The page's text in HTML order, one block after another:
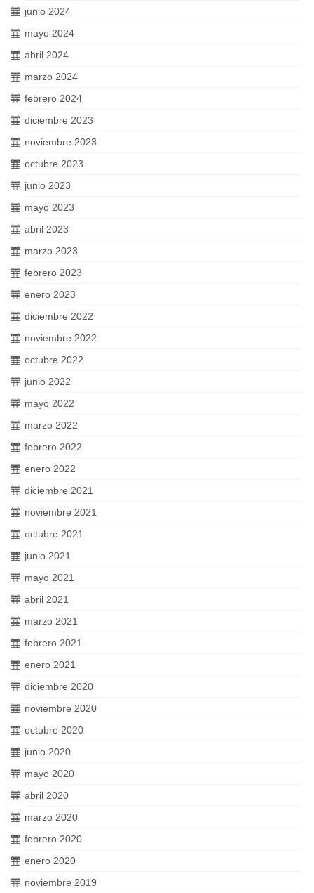
junio 2024
mayo 2024
abril 2024
marzo 2024
febrero 2024
diciembre 2023
noviembre 2023
octubre 2023
junio 2023
mayo 2023
abril 2023
marzo 2023
febrero 2023
enero 2023
diciembre 2022
noviembre 2022
octubre 2022
junio 2022
mayo 2022
marzo 2022
febrero 2022
enero 2022
diciembre 2021
noviembre 2021
octubre 2021
junio 2021
mayo 2021
abril 2021
marzo 2021
febrero 2021
enero 2021
diciembre 2020
noviembre 2020
octubre 2020
junio 2020
mayo 2020
abril 2020
marzo 2020
febrero 2020
enero 2020
noviembre 2019